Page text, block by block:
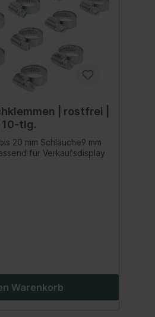
| rostfrei |
10-tlg.
20 mm Schläuche9 mm
für Verkaufsdisplay
Warenkorb